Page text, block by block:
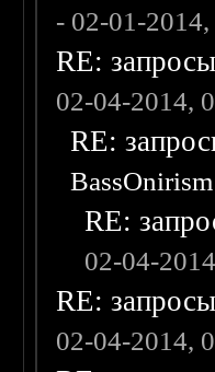
- 02-01-
RE:
02-04-2014,
RE:
BassOnirism
RE:
02-04-
RE:
02-04-2014,